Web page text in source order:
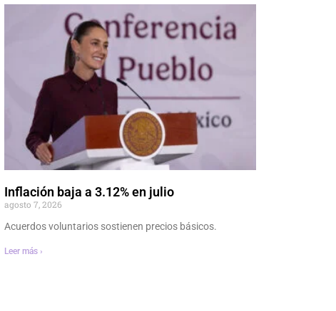
Inflación baja a 3.12% en julio
agosto 7, 2026
Acuerdos voluntarios sostienen precios básicos.
Leer más ›